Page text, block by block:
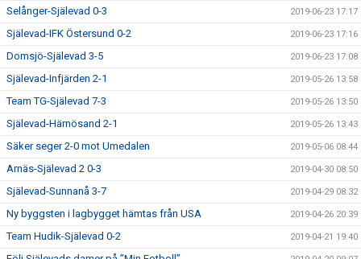
Selånger-Själevad 0-3 2019-06-23 17:17
Själevad-IFK Östersund 0-2 2019-06-23 17:16
Domsjö-Själevad 3-5 2019-06-23 17:08
Själevad-Infjärden 2-1 2019-05-26 13:58
Team TG-Själevad 7-3 2019-05-26 13:50
Själevad-Härnösand 2-1 2019-05-26 13:43
Säker seger 2-0 mot Umedalen 2019-05-06 08:44
Arnäs-Själevad 2 0-3 2019-04-30 08:50
Själevad-Sunnanå 3-7 2019-04-29 08:32
Ny byggsten i lagbygget hämtas från USA 2019-04-26 20:39
Team Hudik-Själevad 0-2 2019-04-21 19:40